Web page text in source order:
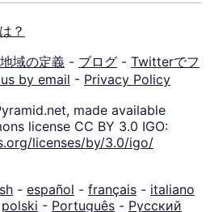
？
地域の定義 - ブログ - Twitterでフ
by email - Privacy Policy
made available
license CC BY 3.0 IGO:
licenses/by/3.0/igo/
- español - français - italiano
polski - Português - Русский